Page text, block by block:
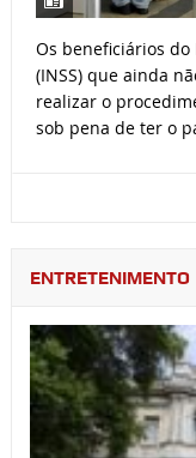
Os beneficiários
(INSS) que ainda
realizar o
sob pena de ter o
ENTRETENIMENTO